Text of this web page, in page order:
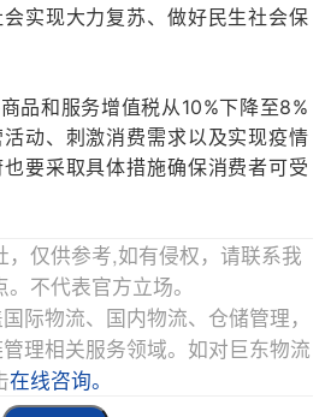
实现大力复苏、做好民生社会保
品和服务增值税从10%下降至8%
动、刺激消费需求以及实现疫情
要采取具体措施确保消费者可受
仅供参考,如有侵权，请联系我
不代表官方立场。
际物流、国内物流、仓储管理，
理相关服务领域。如对巨东物流
在线咨询。